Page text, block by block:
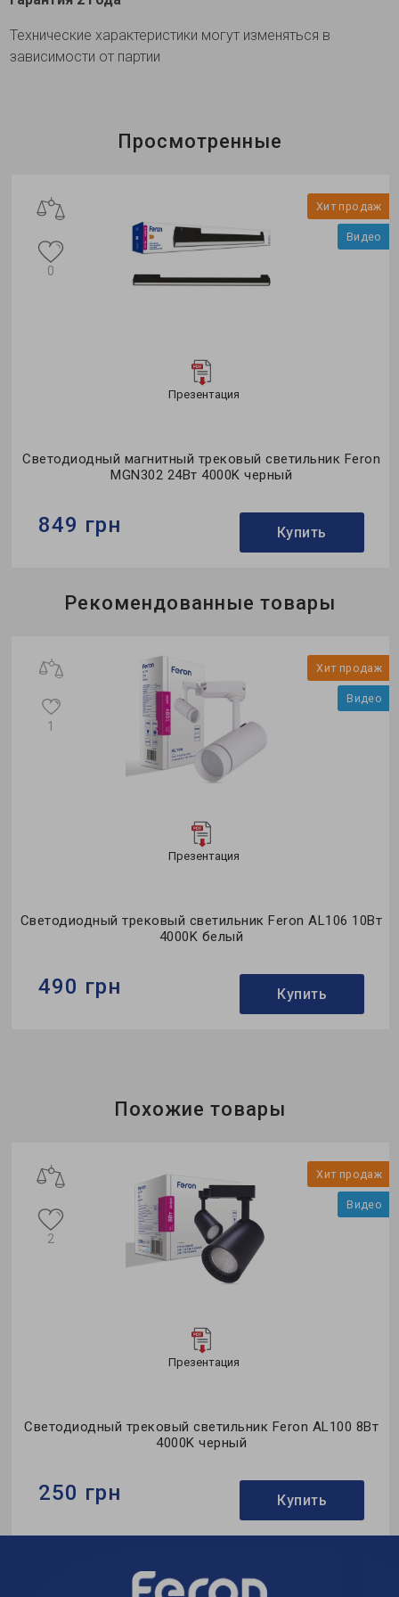
Технические характеристики могут изменяться в
зависимости от партии
Просмотренные
Хит продаж
Видео
Презентация
Светодиодный магнитный трековый светильник Feron
MGN302 24Вт 4000K черный
0
849 грн Купить
Бренд:Feron
трековый
Рекомендованные товары
Хит продаж
Видео
Презентация
Светодиодный трековый светильник Feron AL106 10Вт
4000K белый
1
490 грн Купить
однофазные
Похожие товары
Хит продаж
Видео
Презентация
Светодиодный трековый светильник Feron AL100 8Вт
4000K черный
2
250 грн Купить
Тип светильника:трековый